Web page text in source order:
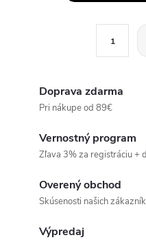
1
Doprava zdarma
Pri nákupe od 89€
Vernostný program
Zľava 3% za registráciu +
Overený obchod
Skúsenosti našich
Výpredaj